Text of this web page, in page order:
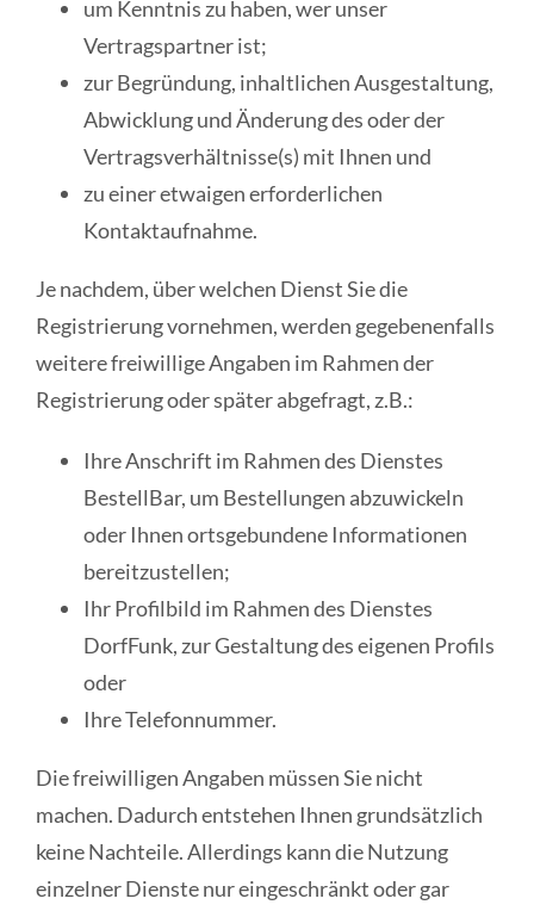
um Kenntnis zu haben, wer unser
Vertragspartner ist;
zur Begründung, inhaltlichen Ausgestaltung,
Abwicklung und Änderung des oder der
Vertragsverhältnisse(s) mit Ihnen und
zu einer etwaigen erforderlichen
Kontaktaufnahme.
Je nachdem, über welchen Dienst Sie die
Registrierung vornehmen, werden gegebenenfalls
weitere freiwillige Angaben im Rahmen der
Registrierung oder später abgefragt, z.B.:
Ihre Anschrift im Rahmen des Dienstes
BestellBar, um Bestellungen abzuwickeln
oder Ihnen ortsgebundene Informationen
bereitzustellen;
Ihr Profilbild im Rahmen des Dienstes
DorfFunk, zur Gestaltung des eigenen Profils
oder
Ihre Telefonnummer.
Die freiwilligen Angaben müssen Sie nicht
machen. Dadurch entstehen Ihnen grundsätzlich
keine Nachteile. Allerdings kann die Nutzung
einzelner Dienste nur eingeschränkt oder gar